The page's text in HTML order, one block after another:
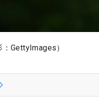
GettyImages）